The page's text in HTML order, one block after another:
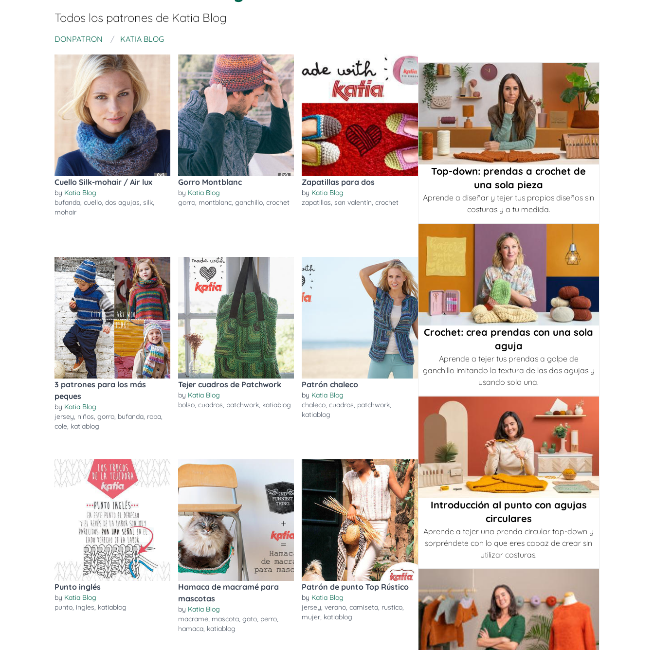
Todos los patrones de Katia Blog
DONPATRON KATIA BLOG
Cuello Silk-mohair / Air lux
by Katia Blog
bufanda, cuello, dos agujas, silk,
mohair
Gorro Montblanc
by Katia Blog
gorro, montblanc,ganchillo,crochet
Zapatillas para dos
by Katia Blog
zapatillas,san valentín,crochet
3 patrones para los más
peques
by Katia Blog
jersey, niños, gorro, bufanda, ropa,
cole, katiablog
Tejer cuadros de Patchwork
by Katia Blog
bolso,cuadros, patchwork, katiablog
Patrón chaleco
by Katia Blog
chaleco,cuadros, patchwork,
katiablog
Punto inglés
by Katia Blog
punto, ingles, katiablog
Hamaca de macramé para
mascotas
by Katia Blog
macrame, mascota,gato, perro,
hamaca, katiablog
Patrón de punto Top Rústico
by Katia Blog
jersey,verano,camiseta, rustico,
mujer, katiablog
Top-down: prendas a crochet de
una sola pieza
Aprende a diseñar y tejer tus propios diseños sin
costuras y a tu medida.
Crochet: crea prendas con una sola
aguja
Aprende a tejer tus prendas a golpe de
ganchillo imitando la textura de las dos agujas y
usando solo una.
Introducción al punto con agujas
circulares
Aprende a tejer una prenda circular top-down y
sorpréndete con lo que eres capaz de crear sin
utilizar costuras.